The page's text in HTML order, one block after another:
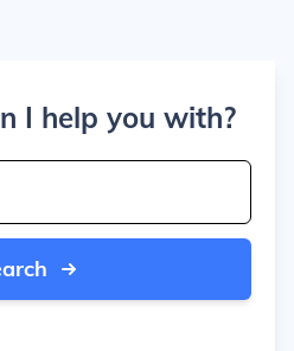
I help you with?